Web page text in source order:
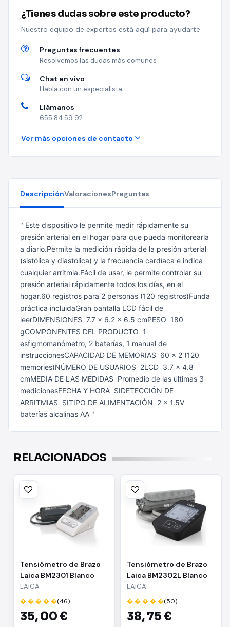
¿Tienes dudas sobre este producto?
Nuestro equipo de expertos está aquí para ayudarte.
Preguntas frecuentes
Resolvemos las dudas más comunes
Chat en vivo
Habla con un especialista
Llámanos
655 84 59 92
Ver más opciones de contacto
DescripciónValoracionesPreguntas
" Este dispositivo le permite medir rápidamente su
presión arterial en el hogar para que pueda monitorearla
a diario.Permite la medición rápida de la presión arterial
(sistólica y diastólica) y la frecuencia cardíaca e indica
cualquier arritmia.Fácil de usar, le permite controlar su
presión arterial rápidamente todos los días, en el
hogar.60 registros para 2 personas (120 registros)Funda
práctica incluidaGran pantalla LCD fácil de
leerDIMENSIONES 7.7 x 6.2 x 6.5 cmPESO 180
gCOMPONENTES DEL PRODUCTO 1
esfigmomanómetro, 2 baterías, 1 manual de
instruccionesCAPACIDAD DE MEMORIAS 60 x 2 (120
memories)NÚMERO DE USUARIOS 2LCD 3.7 x 4.8
cmMEDIA DE LAS MEDIDAS Promedio de las últimas 3
medicionesFECHA Y HORA SIDETECCIÓN DE
ARRITMIAS SITIPO DE ALIMENTACIÓN 2 x 1.5V
baterías alcalinas AA "
RELACIONADOS
Tensiómetro de Brazo
Laica BM2301 Blanco
LAICA
� � � � �(46)
35,00 €
Tensiómetro de Brazo
Laica BM2302L Blanco
LAICA
� � � � �(50)
38,75 €